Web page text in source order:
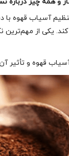
آسیاب قهوه
کند. یکی از
آسیاب قهوه و